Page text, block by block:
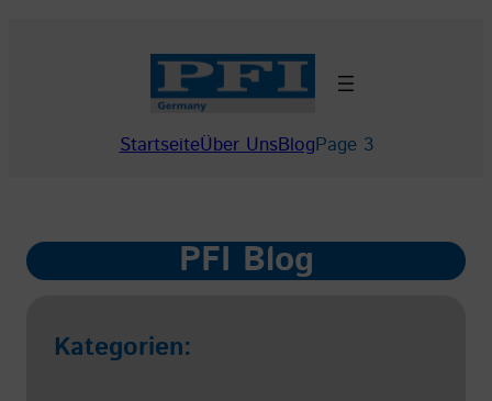
StartseiteÜber UnsBlogPage 3
PFI Blog
Kategorien: